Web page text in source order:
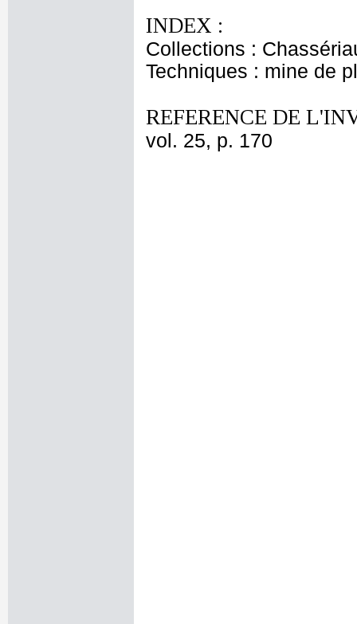
INDEX :
Collections :
Techniques : mine de
REFERENCE DE
vol. 25, p. 170